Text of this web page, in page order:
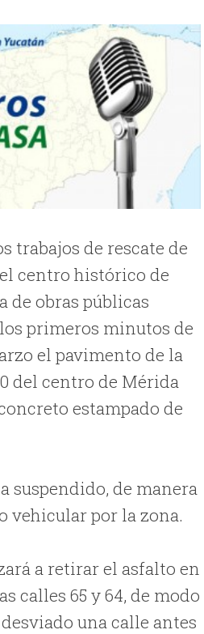
trabajos de rescate de
centro histórico de
de obras públicas
primeros minutos de
el pavimento de la
del centro de Mérida
estampado de
suspendido, de manera
vehicular por la zona.
a retirar el asfalto en
calles 65 y 64, de modo
una calle antes